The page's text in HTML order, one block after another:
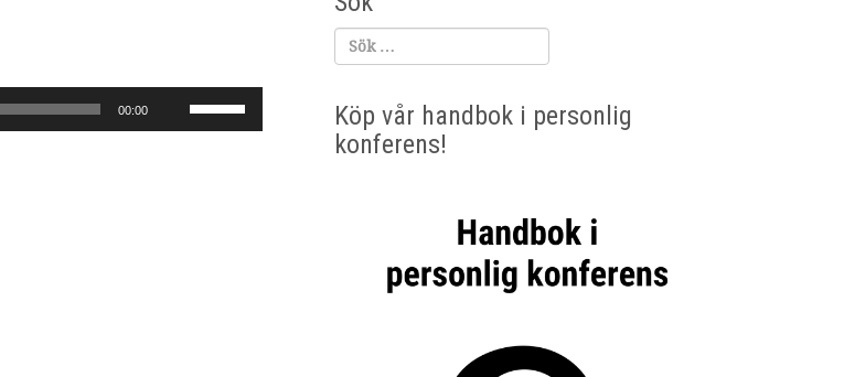
00:00
Använd
upp/ner-
Köp vår handbok i personlig
konferens!